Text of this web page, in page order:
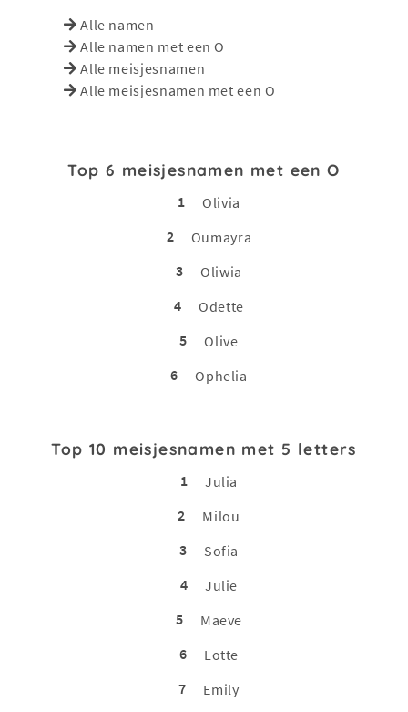
Alle namen
Alle namen met een O
Alle meisjesnamen
Alle meisjesnamen met een O
Top 6 meisjesnamen met een O
1
Olivia
2
Oumayra
3
Oliwia
4
Odette
5
Olive
6
Ophelia
Top 10 meisjesnamen met 5 letters
1
Julia
2
Milou
3
Sofia
4
Julie
5
Maeve
6
Lotte
7
Emily